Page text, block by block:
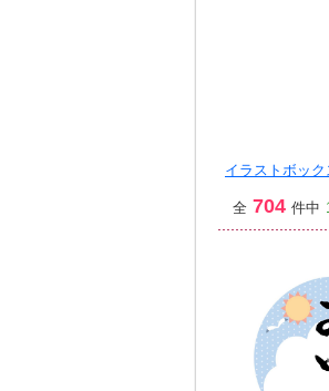
イラストボッ
全 704 件中